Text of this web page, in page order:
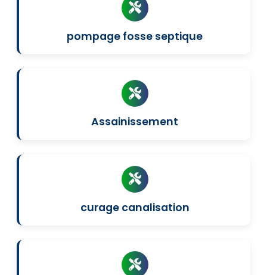
pompage fosse septique
Assainissement
curage canalisation